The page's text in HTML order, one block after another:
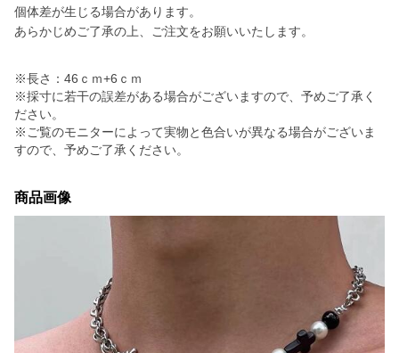
個体差が生じる場合があります。
あらかじめご了承の上、ご注文をお願いいたします。
※長さ：46ｃｍ+6ｃｍ
※採寸に若干の誤差がある場合がございますので、予めご了承く
ださい。
※ご覧のモニターによって実物と色合いが異なる場合がございま
すので、予めご了承ください。
商品画像